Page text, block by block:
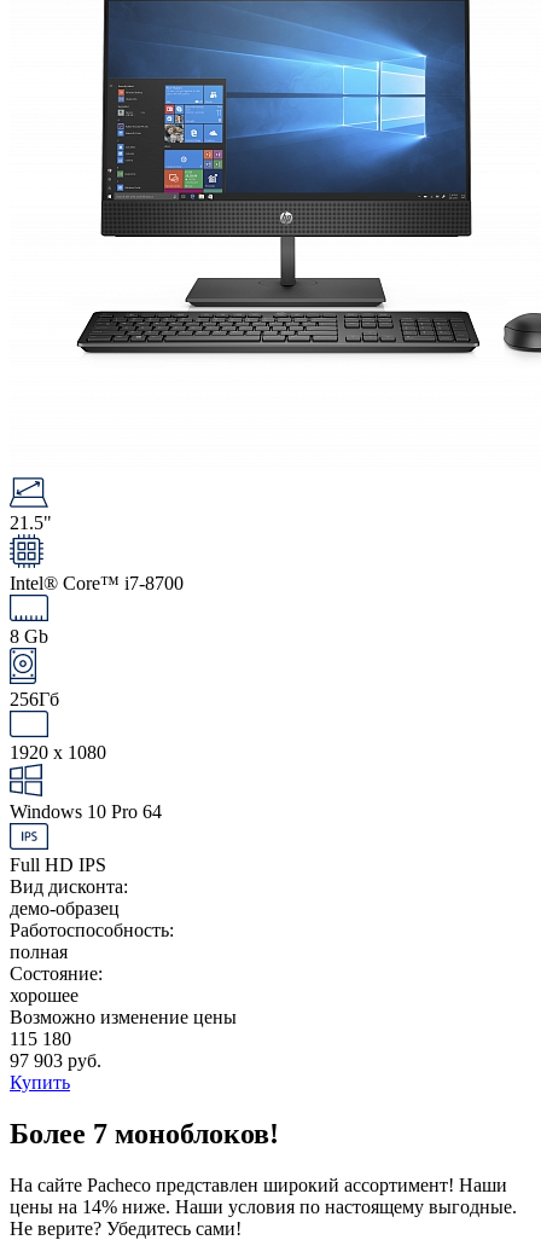
21.5"
Intel® Core™ i7-8700
8 Gb
256Гб
1920 x 1080
Windows 10 Pro 64
Full HD IPS
Вид дисконта:
демо-образец
Работоспособность:
полная
Состояние:
хорошее
Возможно изменение цены
115 180
97 903 руб.
Купить
Более 7 моноблоков!
На сайте Pacheco представлен широкий ассортимент! Наши
цены на 14% ниже. Наши условия по настоящему выгодные.
Не верите? Убедитесь сами!